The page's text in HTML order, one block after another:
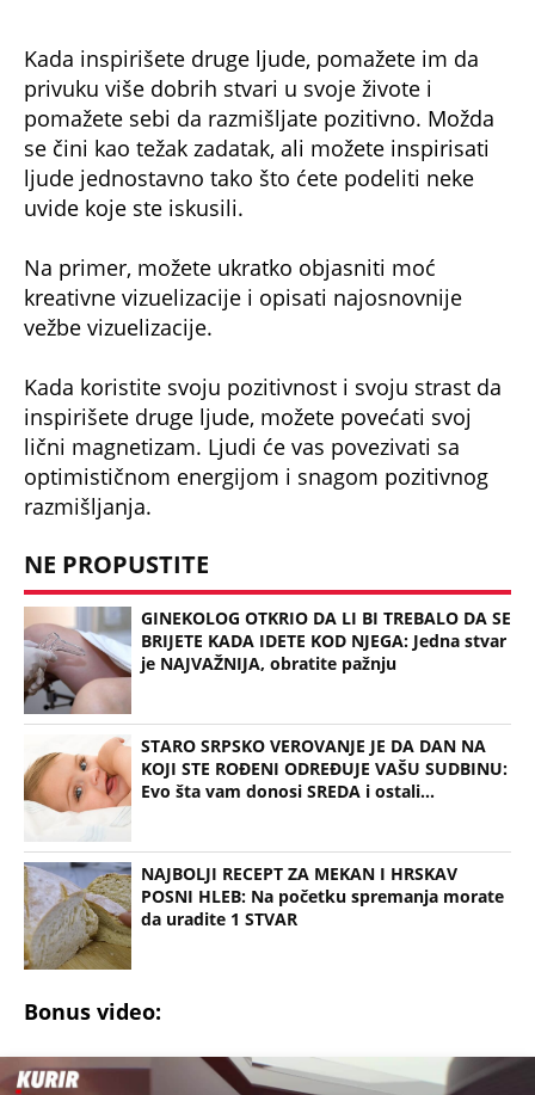
Kada inspirišete druge ljude, pomažete im da
privuku više dobrih stvari u svoje živote i
pomažete sebi da razmišljate pozitivno. Možda
se čini kao težak zadatak, ali možete inspirisati
ljude jednostavno tako što ćete podeliti neke
uvide koje ste iskusili.
Na primer, možete ukratko objasniti moć
kreativne vizuelizacije i opisati najosnovnije
vežbe vizuelizacije.
Kada koristite svoju pozitivnost i svoju strast da
inspirišete druge ljude, možete povećati svoj
lični magnetizam. Ljudi će vas povezivati sa
optimističnom energijom i snagom pozitivnog
razmišljanja.
NE PROPUSTITE
GINEKOLOG OTKRIO DA LI BI TREBALO DA SE
BRIJETE KADA IDETE KOD NJEGA: Jedna stvar
je NAJVAŽNIJA, obratite pažnju
STARO SRPSKO VEROVANJE JE DA DAN NA
KOJI STE ROĐENI ODREĐUJE VAŠU SUDBINU:
Evo šta vam donosi SREDA i ostali...
NAJBOLJI RECEPT ZA MEKAN I HRSKAV
POSNI HLEB: Na početku spremanja morate
da uradite 1 STVAR
Bonus video: